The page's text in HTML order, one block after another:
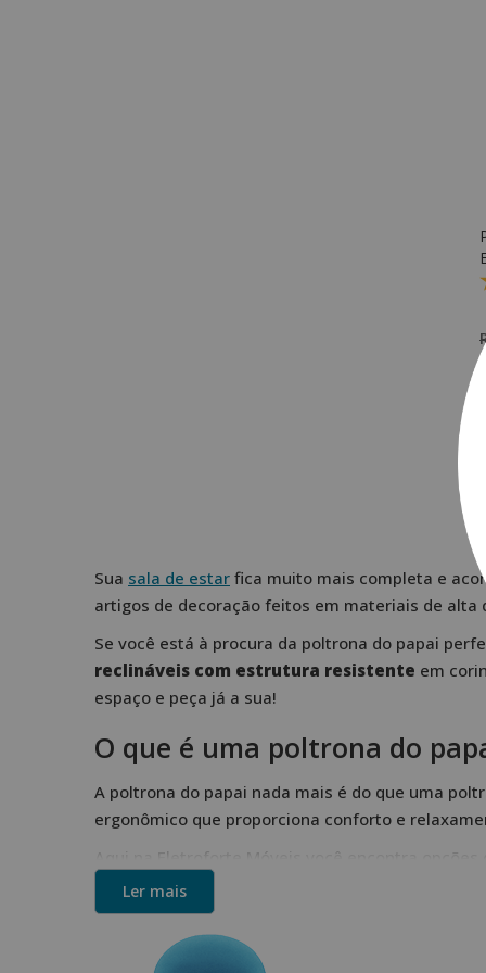
Sua sala de estar fica muito mais completa e
artigos de decoração feitos em materiais de alta
Se você está à procura da poltrona do papai
reclináveis com estrutura resistente em
espaço e peça já a sua!
O que é uma poltrona do
A poltrona do papai nada mais é do que uma
ergonômico que proporciona conforto e
Aqui na Eletroforte Móveis você encontra
molejo na medida certa. Além disso, contamos
estabilidade que você merece.
Também contamos com uma linha cheia de
seu espaço. Confira toda a linha!
Ler mais